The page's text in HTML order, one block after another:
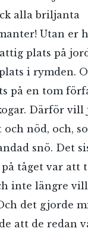
alla briljanta
Utan er
plats på
i rymden.
på en tom
Därför
och nöd, och,
snö. Det
tåget var att
inte längre
det gjorde
att de redan